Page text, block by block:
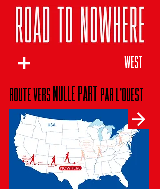
WEST
ROUTE VERS NULLE PAR PAR L'OUEST